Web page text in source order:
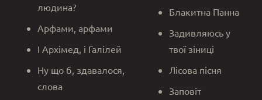
людина?
Арфами, арфами
І Архімед, і Галілей
Ну що б, здавалося,
слова
Блакитна Панна
Задивляюсь у
твої зіниці
Лісова пісня
Заповіт